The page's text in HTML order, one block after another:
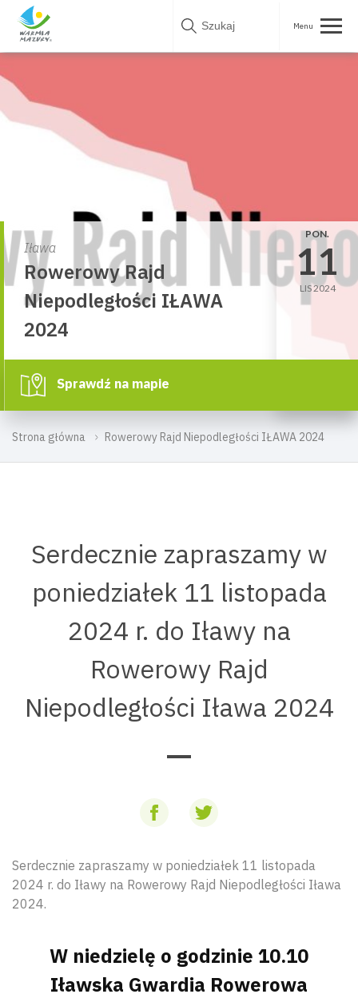
Skip
Strona główna Rowerowy Rajd Niepodległości IŁAWA 2024
Iława
Rowerowy Rajd
Niepodległości IŁAWA
2024
PON.
11
LIS 2024
Sprawdź na mapie
Serdecznie zapraszamy w
poniedziałek 11 listopada
2024 r. do Iławy na
Rowerowy Rajd
Niepodległości Iława 2024
Serdecznie zapraszamy w poniedziałek 11 listopada
2024 r. do Iławy na Rowerowy Rajd Niepodległości Iława
2024.
W niedzielę o godzinie 10.10
Iławska Gwardia Rowerowa